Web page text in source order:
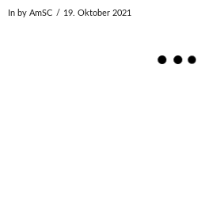
In by AmSC 19. Oktober 2021